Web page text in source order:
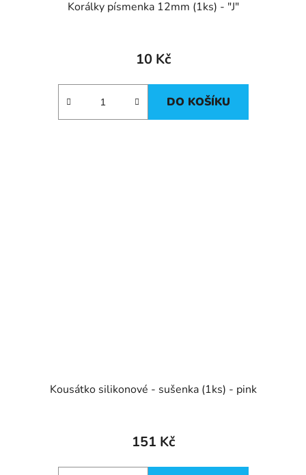
Korálky písmenka 12mm (1ks) - "J"
10 Kč
DO KOŠÍKU
Kousátko silikonové - sušenka (1ks) - pink
151 Kč